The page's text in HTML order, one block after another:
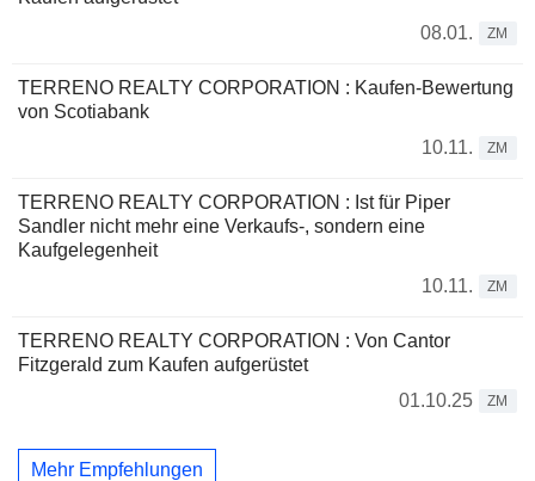
08.01.
ZM
TERRENO REALTY CORPORATION : Kaufen-Bewertung
von Scotiabank
10.11.
ZM
TERRENO REALTY CORPORATION : Ist für Piper
Sandler nicht mehr eine Verkaufs-, sondern eine
Kaufgelegenheit
10.11.
ZM
TERRENO REALTY CORPORATION : Von Cantor
Fitzgerald zum Kaufen aufgerüstet
01.10.25
ZM
Mehr Empfehlungen